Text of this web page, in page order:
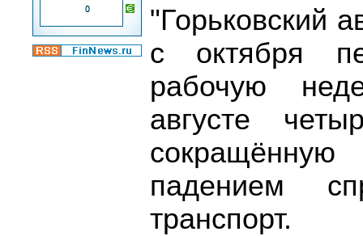
"Горьковский
с октября
рабочую
августе
падением
транспорт.